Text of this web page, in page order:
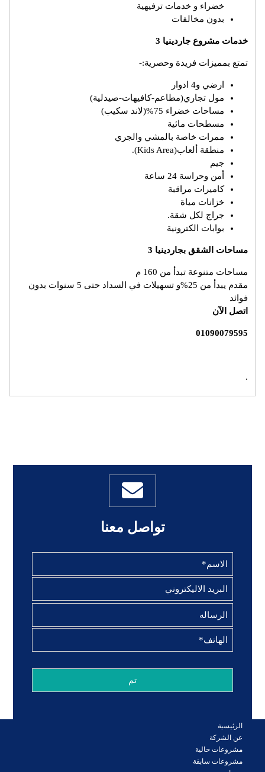
خضراء و خدمات ترفيهية
بدون مخالفات
خدمات مشروع جاردينيا 3
تمتع بمميزات فريدة وحصرية:-
ارضي و4 ادوار
مول تجاري(مطاعم-كافيهات-صيدلية)
مساحات خضراء 75%(لاند سكيب)
مسطحات مائية
ممرات خاصة بالمشي والجري
منطقة ألعاب(Kids Area).
جيم
أمن وحراسة 24 ساعة
كاميرات مراقبة
خزانات مياة
جراج لكل شقة.
بوابات الكترونية
مساحات الشقق بجاردينيا 3
مساحات متنوعة تبدأ من 160 م
مقدم يبدأ من 25%و تسهيلات في السداد حتى 5 سنوات بدون
فوائد
اتصل الآن
01090079595
.
تواصل معنا
الرئيسية
عن الشركة
مشروعات حالية
مشروعات سابقة